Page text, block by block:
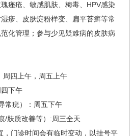
痤疮、敏感肌肤、 梅毒 、HPV感染
疹、皮肤淀粉样变、扁平苔癣等常
化管理；参与少见疑难病的皮肤病
周四上午，周五上午
下午
常疣）：周五下午
/肤质改善等）:周三全天
，门诊时间会有临时变动，以挂号平